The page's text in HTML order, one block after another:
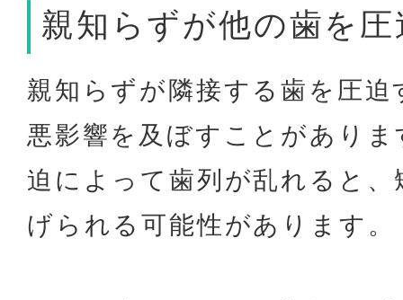
親知らずが他の歯を
親知らずが隣接する歯を圧
悪影響を及ぼすことがあり
迫によって歯列が乱れると
げられる可能性があります。